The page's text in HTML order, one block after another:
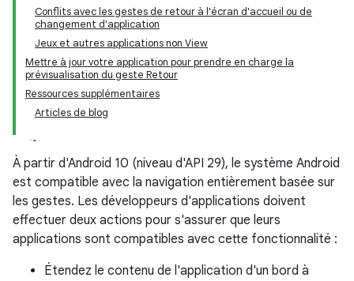
Conflits avec les gestes de retour à l'écran d'accueil ou de
changement d'application
Jeux et autres applications non View
Mettre à jour votre application pour prendre en charge la
prévisualisation du geste Retour
Ressources supplémentaires
Articles de blog
À partir d'Android 10 (niveau d'API 29), le système Android
est compatible avec la navigation entièrement basée sur
les gestes. Les développeurs d'applications doivent
effectuer deux actions pour s'assurer que leurs
applications sont compatibles avec cette fonctionnalité :
Étendez le contenu de l'application d'un bord à